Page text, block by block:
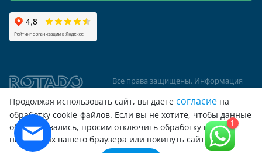
Все права защищены. Информация
авторских правах
© 2026 ООО "Вентиляционный завод
"РОТАДО", ООО "Турбодефлектор"
Продолжая использовать сайт, вы даете согласие на
обработку cookie-файлов. Если вы не хотите, чтобы данные
обрабатывались, просим отключить обработку в
настройках вашего браузера или покинуть сайт
1